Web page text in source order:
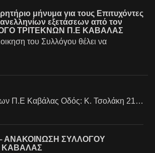
μήνυμα για τους Επιτυχόντες
εξετάσεων από τον
ΤΡΙΤΕΚΝΩΝ Π.Ε ΚΑΒΑΛΑΣ
του Συλλόγου θέλει να
Π.Ε Καβάλας Οδός: Κ. Τσολάκη 21…
ΑΝΑΚΟΙΝΩΣΗ ΣΥΛΛΟΓΟΥ
ΚΑΒΑΛΑΣ